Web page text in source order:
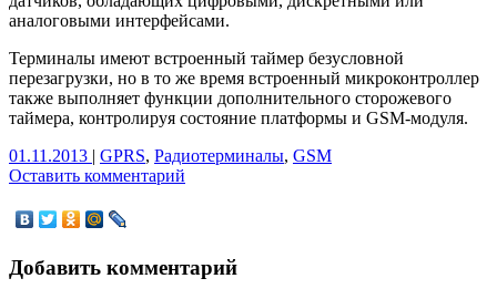
аналоговыми интерфейсами.
Терминалы имеют встроенный таймер безусловной
перезагрузки, но в то же время встроенный микроконтроллер
также выполняет функции дополнительного сторожевого
таймера, контролируя состояние платформы и GSM-модуля.
01.11.2013 | GPRS, Радиотерминалы, GSM
Оставить комментарий
Добавить комментарий